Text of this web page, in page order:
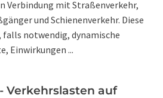
Verbindung mit Straßenverkehr,
und Schienenverkehr. Diese
notwendig, dynamische
Einwirkungen ...
Verkehrslasten auf